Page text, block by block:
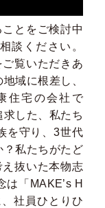
とをご検討中
談ください。
覧いただきあ
域に根差し、
住宅の会社で
求した、私たち
を守り、3世代
？私たちがたど
抜いた本物志
「MAKE’s H
社員ひとりひ